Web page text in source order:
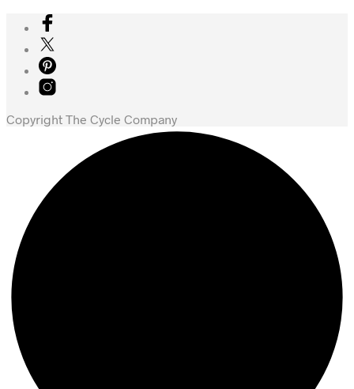
Copyright The Cycle Company